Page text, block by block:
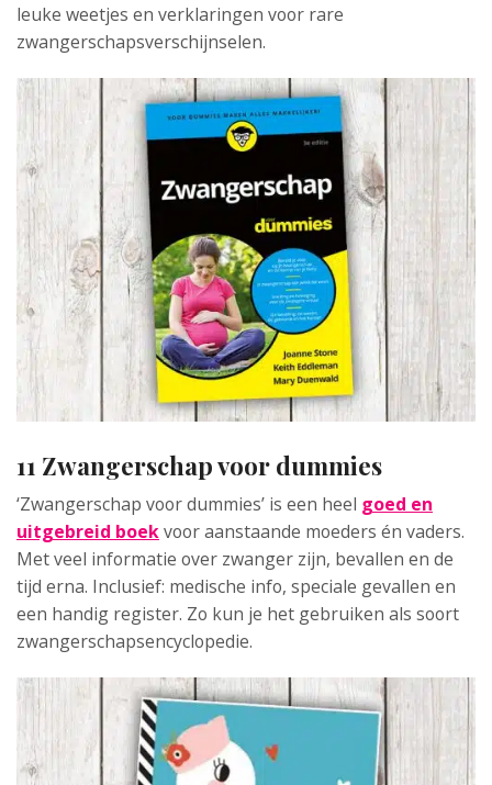
leuke weetjes en verklaringen voor rare
zwangerschapsverschijnselen.
11 Zwangerschap voor dummies
‘Zwangerschap voor dummies’ is een heel goed en
uitgebreid boekvoor aanstaande moeders én vaders.
Met veel informatie over zwanger zijn, bevallen en de
tijd erna. Inclusief: medische info, speciale gevallen en
een handig register. Zo kun je het gebruiken als soort
zwangerschapsencyclopedie.